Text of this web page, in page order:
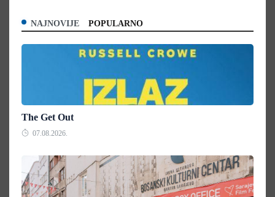
NAJNOVIJE POPULARNO
The Get Out
07.08.2026.